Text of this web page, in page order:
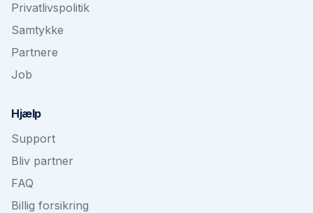
Privatlivspolitik
Samtykke
Partnere
Job
Hjælp
Support
Bliv partner
FAQ
Billig forsikring